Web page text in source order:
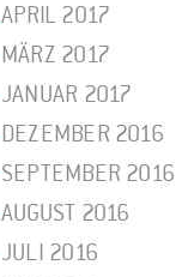
APRIL 2017
MÄRZ 2017
JANUAR 2017
DEZEMBER 2016
SEPTEMBER 2016
AUGUST 2016
JULI 2016